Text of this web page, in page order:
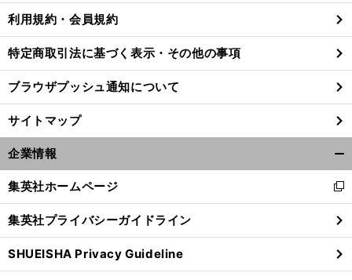
前
利用規約・会員規約
特定商取引法に基づく表示・その他の事項
ブラウザプッシュ通知について
サイトマップ
企業情報
閉
る
集英社ホームページ
新
し
い
ウ
ィ
ン
集英社プライバシーガイドライン
SHUEISHA Privacy Guideline